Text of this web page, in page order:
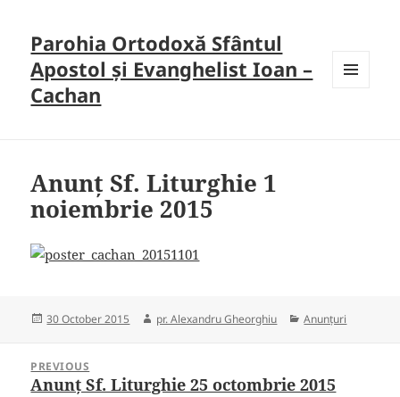
Parohia Ortodoxă Sfântul
Apostol și Evanghelist Ioan –
Cachan
Anunț Sf. Liturghie 1
noiembrie 2015
Posted
30 October 2015 Author
pr. Alexandru Gheorghiu Categories
Anunțuri
navigation
PREVIOUS
Previous
Anunț Sf. Liturghie 25 octombrie 2015